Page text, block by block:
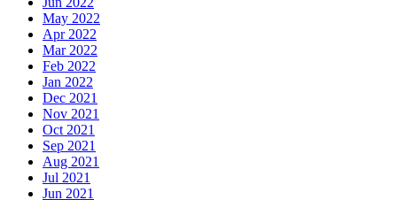
May 2022
Apr 2022
Mar 2022
Feb 2022
Jan 2022
Dec 2021
Nov 2021
Oct 2021
Sep 2021
Aug 2021
Jul 2021
Jun 2021